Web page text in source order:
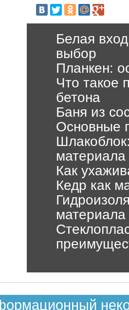
Белая
выбор
Планкен:
Что такое
бетона
Баня из
Основные
материала
Как
Кедр как
материала